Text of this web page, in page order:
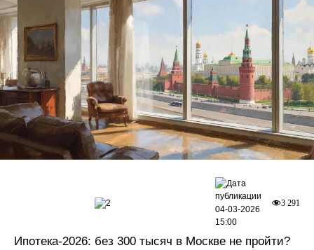
Ипотека-2026: без 300 тысяч в Москве не пройти?
2 3 291
04-03-2026
15:00